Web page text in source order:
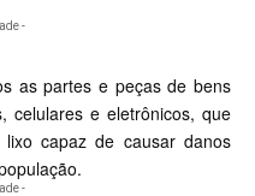
-
as partes e peças de bens
celulares e eletrônicos, que
capaz de causar danos
-